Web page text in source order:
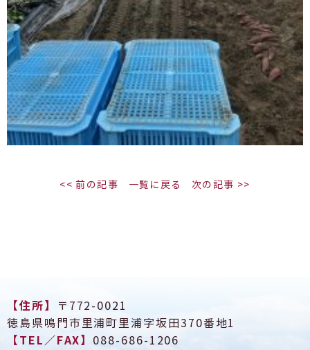
<< 前の記事 一覧に戻る 次の記事 >>
【住所】
〒772-0021
徳島県鳴門市里浦町里浦字坂田370番地1
【TEL／FAX】 088-686-1206